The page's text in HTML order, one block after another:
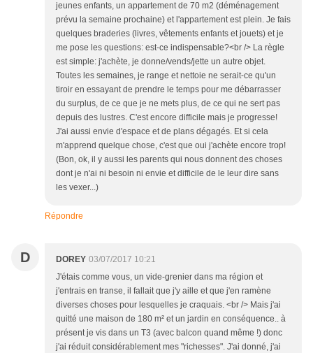
jeunes enfants, un appartement de 70 m2 (déménagement
prévu la semaine prochaine) et l'appartement est plein. Je fais
quelques braderies (livres, vêtements enfants et jouets) et je
me pose les questions: est-ce indispensable?<br /> La règle
est simple: j'achète, je donne/vends/jette un autre objet.
Toutes les semaines, je range et nettoie ne serait-ce qu'un
tiroir en essayant de prendre le temps pour me débarrasser
du surplus, de ce que je ne mets plus, de ce qui ne sert pas
depuis des lustres. C'est encore difficile mais je progresse!
J'ai aussi envie d'espace et de plans dégagés. Et si cela
m'apprend quelque chose, c'est que oui j'achète encore trop!
(Bon, ok, il y aussi les parents qui nous donnent des choses
dont je n'ai ni besoin ni envie et difficile de le leur dire sans
les vexer...)
Répondre
D DOREY 03/07/2017 10:21
J'étais comme vous, un vide-grenier dans ma région et
j'entrais en transe, il fallait que j'y aille et que j'en ramène
diverses choses pour lesquelles je craquais. <br /> Mais j'ai
quitté une maison de 180 m² et un jardin en conséquence.. à
présent je vis dans un T3 (avec balcon quand même !) donc
j'ai réduit considérablement mes "richesses". J'ai donné, j'ai